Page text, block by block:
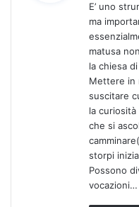
e
t
t
E’ uno
ma
matusa
la chiesa
Mettere in
suscitare
la
che si
storpi
Possono
vocazioni…